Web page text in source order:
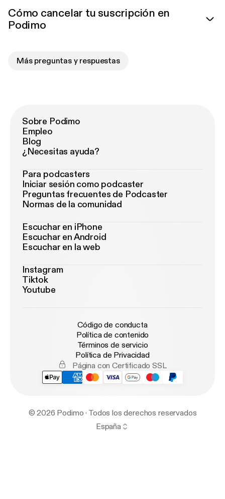
Cómo cancelar tu suscripción en
Podimo
Más preguntas y respuestas
Sobre Podimo
Empleo
Blog
¿Necesitas ayuda?
Para podcasters
Iniciar sesión como podcaster
Preguntas frecuentes de Podcaster
Normas de la comunidad
Escuchar en iPhone
Escuchar en Android
Escuchar en la web
Instagram
Tiktok
Youtube
Código de conducta
Política de contenido
Términos de servicio
Política de Privacidad
Página con Certificado SSL
© 2026 Podimo · Todos los derechos reservados
España